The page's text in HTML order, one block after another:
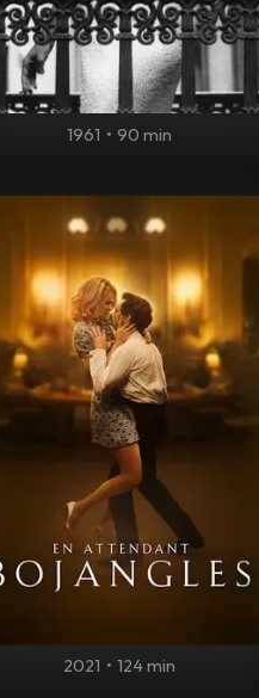
1961 • 90 min
2021 • 124 min